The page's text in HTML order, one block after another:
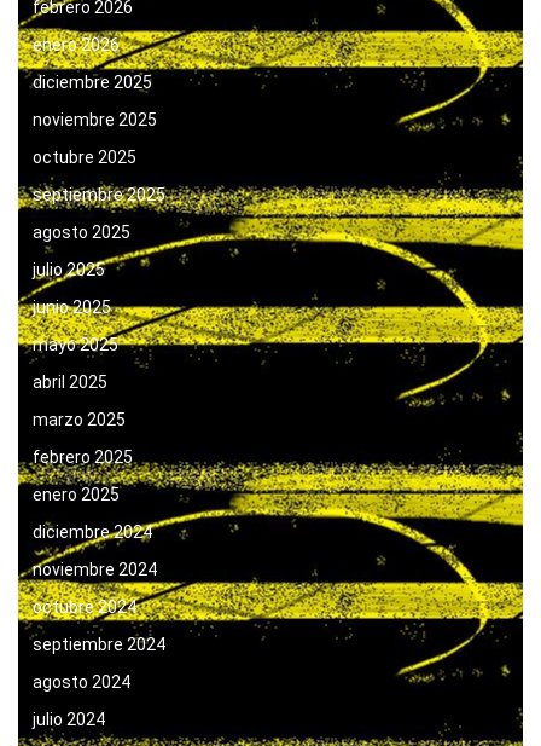
febrero 2026
enero 2026
diciembre 2025
noviembre 2025
octubre 2025
septiembre 2025
agosto 2025
julio 2025
junio 2025
mayo 2025
abril 2025
marzo 2025
febrero 2025
enero 2025
diciembre 2024
noviembre 2024
octubre 2024
septiembre 2024
agosto 2024
julio 2024